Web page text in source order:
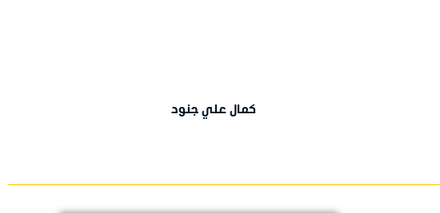
كمال علي جنود